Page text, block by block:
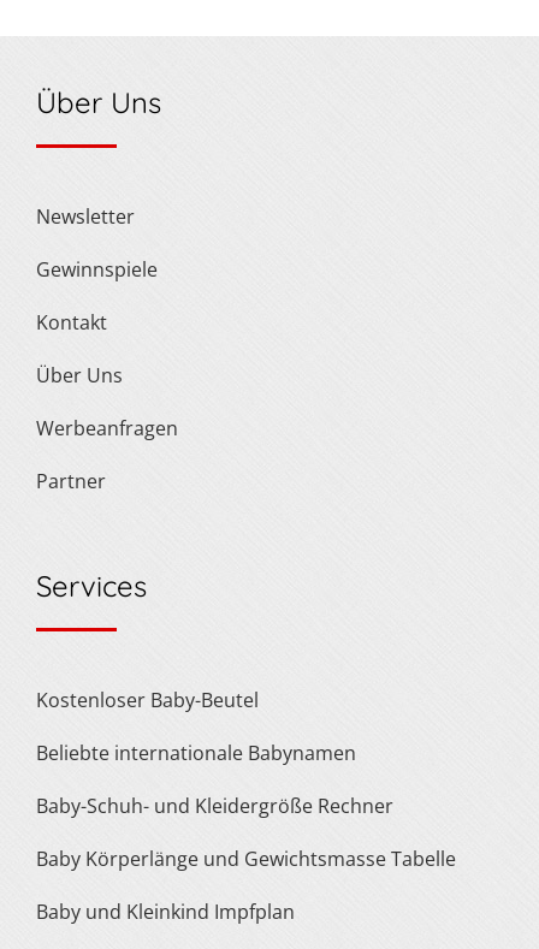
Über Uns
Newsletter
Gewinnspiele
Kontakt
Über Uns
Werbeanfragen
Partner
Services
Kostenloser Baby-Beutel
Beliebte internationale Babynamen
Baby-Schuh- und Kleidergröße Rechner
Baby Körperlänge und Gewichtsmasse Tabelle
Baby und Kleinkind Impfplan